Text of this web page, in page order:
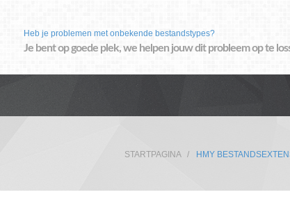
Heb je problemen met onbekende bestandstypes?
Je bent op goede plek, we helpen jouw dit probleem op te
STARTPAGINA HMY